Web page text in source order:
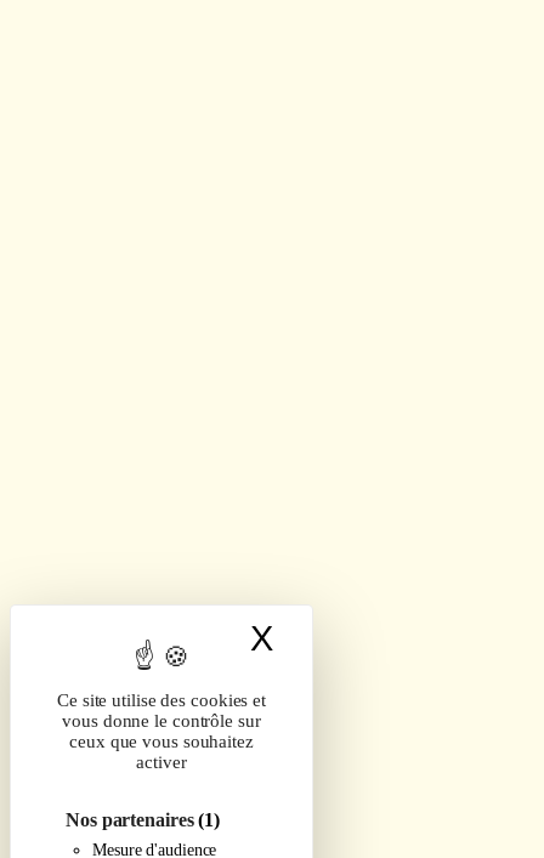
Ce site utilise des cookies et
vous donne le contrôle sur
ceux que vous souhaitez
activer
Nos partenaires(1)
Mesure d'audience
X